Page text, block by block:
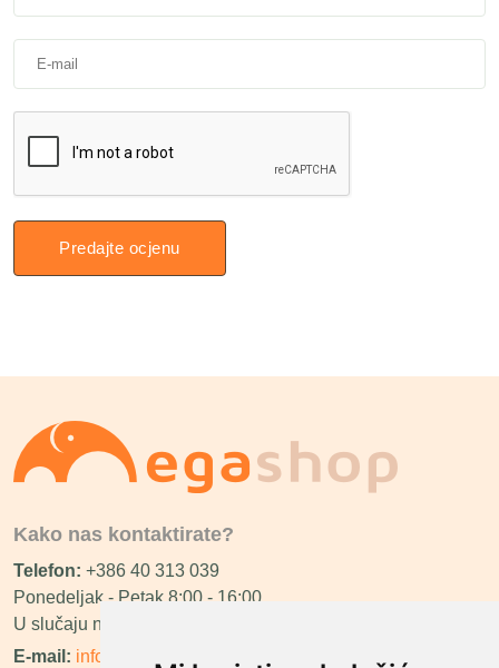
Predajte ocjenu
Kako nas kontaktirate?
Telefon: +386 40 313 039
Ponedeljak - Petak 8:00 - 16:00
U slučaju neraspoloživosti ćemo vas nazvati.
E-mail: info@megashop.hr